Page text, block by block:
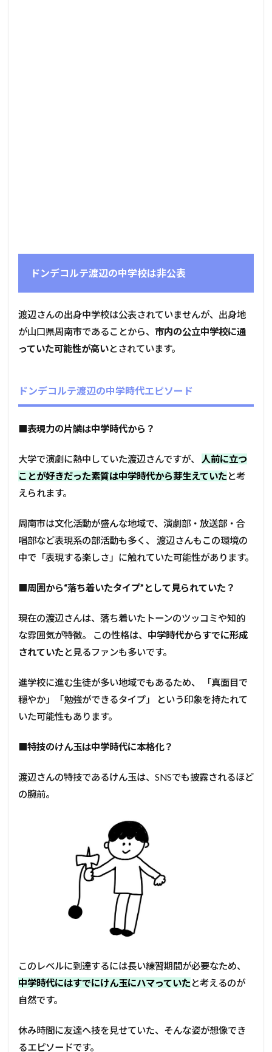
ドンデコルテ渡辺の中学校は非公表
渡辺さんの出身中学校は公表されていませんが、出身地
が山口県周南市であることから、 市内の公立中学校に通
っていた可能性が高いとされています。
ドンデコルテ渡辺の中学時代エピソード
■表現力の片鱗は中学時代から？
大学で演劇に熱中していた渡辺さんですが、 人前に立つ
ことが好きだった素質は中学時代から芽生えていた と考
えられます。
周南市は文化活動が盛んな地域で、演劇部・放送部・合
唱部など表現系の部活動も多く、 渡辺さんもこの環境の
中で「表現する楽しさ」に触れていた可能性があります。
■周囲から“落ち着いたタイプ”として見られていた？
現在の渡辺さんは、落ち着いたトーンのツッコミや知的
な雰囲気が特徴。 この性格は、 中学時代からすでに形成
されていた と見るファンも多いです。
進学校に進む生徒が多い地域でもあるため、 「真面目で
穏やか」「勉強ができるタイプ」 という印象を持たれて
いた可能性もあります。
■特技のけん玉は中学時代に本格化？
渡辺さんの特技であるけん玉は、SNSでも披露されるほど
の腕前。
このレベルに到達するには長い練習期間が必要なため、
中学時代にはすでにけん玉にハマっていた と考えるのが
自然です。
休み時間に友達へ技を見せていた、そんな姿が想像でき
るエピソードです。